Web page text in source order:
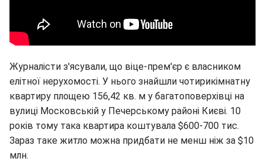
Журналісти з'ясували, що віце-прем'єр є власником
елітної нерухомості. У нього знайшли чотирикімнатну
квартиру площею 156,42 кв. м у багатоповерхівці на
вулиці Московській у Печерському районі Києві. 10
років тому така квартира коштувала $600-700 тис.
Зараз таке житло можна придбати не менш ніж за $10
млн.